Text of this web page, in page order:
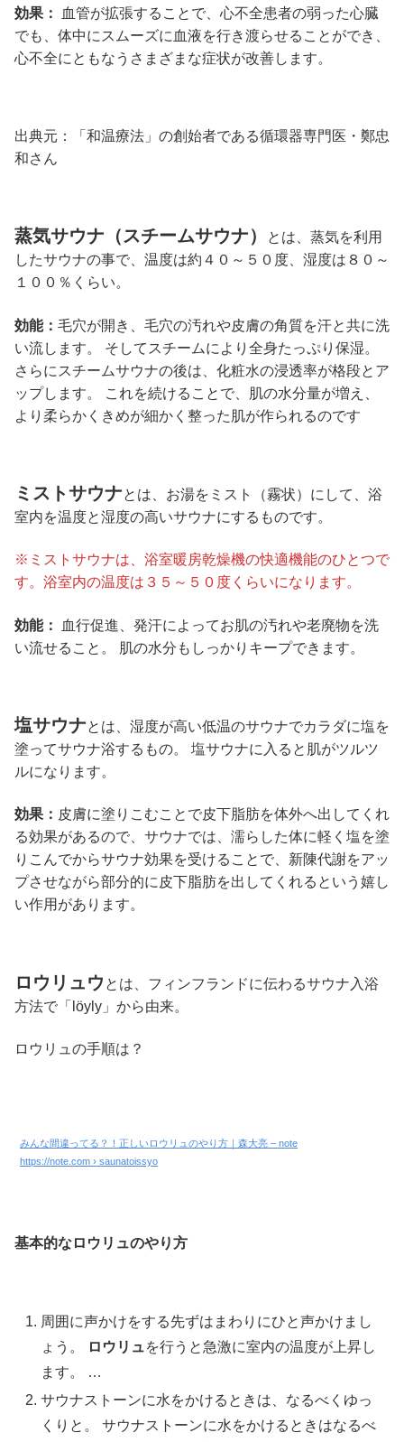
効果：
血管が拡張することで、心不全患者の弱った心臓
でも、体中にスムーズに血液を行き渡らせることができ、
心不全にともなうさまざまな症状が改善します。
出典元：「和温療法」の創始者である循環器専門医・鄭忠
和さん
蒸気サウナ（スチームサウナ）
とは、蒸気を利用
したサウナの事で、温度は約４０～５０度、湿度は８０～
１００％くらい。
効能： 毛穴が開き、毛穴の汚れや皮膚の角質を汗と共に洗
い流します。 そしてスチームにより全身たっぷり保湿。
さらにスチームサウナの後は、化粧水の浸透率が格段とア
ップします。 これを続けることで、肌の水分量が増え、
より柔らかくきめが細かく整った肌が作られるのです
ミストサウナとは、お湯をミスト（霧状）にして、浴
室内を温度と湿度の高いサウナにするものです。
※ミストサウナは、浴室暖房乾燥機の快適機能のひとつで
す。浴室内の温度は３５～５０度くらいになります。
効能：
血行促進、発汗によってお肌の汚れや老廃物を洗
い流せること。 肌の水分もしっかりキープできます。
塩サウナとは、湿度が高い低温のサウナでカラダに塩を
塗ってサウナ浴するもの。 塩サウナに入ると肌がツルツ
ルになります。
効果： 皮膚に塗りこむことで皮下脂肪を体外へ出してくれ
る効果があるので、サウナでは、濡らした体に軽く塩を塗
りこんでからサウナ効果を受けることで、新陳代謝をアッ
プさせながら部分的に皮下脂肪を出してくれるという嬉し
い作用があります。
ロウリュウ とは、フィンフランドに伝わるサウナ入浴
方法で「löyly」から由来。
ロウリュの手順は？
みんな間違ってる？！正しいロウリュのやり方｜森大亮 – note
https://note.com › saunatoissyo
基本的なロウリュのやり方
周囲に声かけをする先ずはまわりにひと声かけまし
ょう。
ロウリュを行うと急激に室内の温度が上昇し
ます。 …
サウナストーンに水をかけるときは、なるべくゆっ
くりと。 サウナストーンに水をかけるときはなるべ